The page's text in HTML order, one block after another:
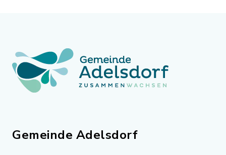
Gemeinde Adelsdorf